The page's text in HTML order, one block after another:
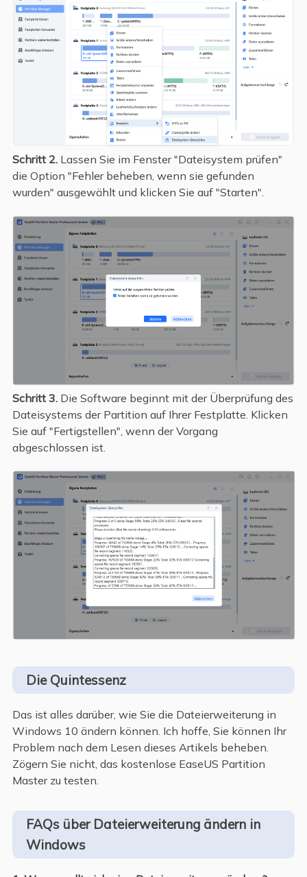
Schritt 2. Lassen Sie im Fenster "Dateisystem prüfen"
die Option "Fehler beheben, wenn sie gefunden
wurden" ausgewählt und klicken Sie auf "Starten".
Schritt 3. Die Software beginnt mit der Überprüfung des
Dateisystems der Partition auf Ihrer Festplatte. Klicken
Sie auf "Fertigstellen", wenn der Vorgang
abgeschlossen ist.
Die Quintessenz
Das ist alles darüber, wie Sie die Dateierweiterung in
Windows 10 ändern können. Ich hoffe, Sie können Ihr
Problem nach dem Lesen dieses Artikels beheben.
Zögern Sie nicht, das kostenlose EaseUS Partition
Master zu testen.
FAQs über Dateierweiterung ändern in
Windows